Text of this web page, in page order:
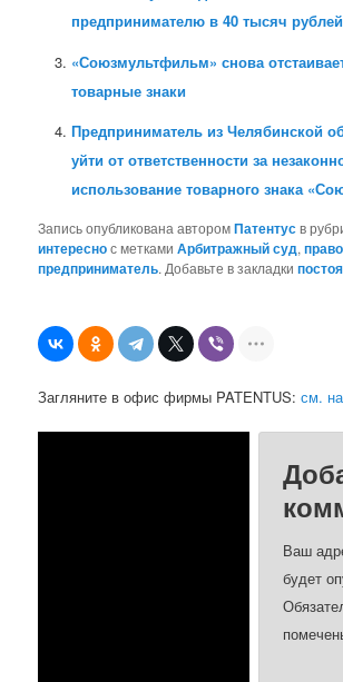
предпринимателю в 40 тысяч рублей
«Союзмультфильм» снова
товарные знаки
Предприниматель из Челябинской
уйти от ответственности за
использование товарного знака
Запись опубликована авторомПатентусв
интереснос меткамиАрбитражный суд,
предприниматель. Добавьте в закладки
Загляните в офис фирмы PATENTUS:см.
Ваш
будет